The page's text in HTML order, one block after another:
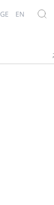
GE EN
;